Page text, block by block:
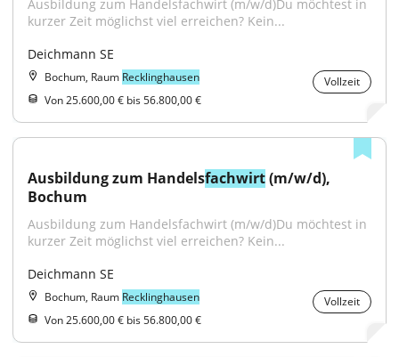
Ausbildung zum Handelsfachwirt (m/w/d)Du möchtest in
kurzer Zeit möglichst viel erreichen? Kein...
Deichmann SE
Bochum, Raum Recklinghausen
Vollzeit
Von 25.600,00 € bis 56.800,00 €
Ausbildung zum Handelsfachwirt (m/w/d),
Bochum
Ausbildung zum Handelsfachwirt (m/w/d)Du möchtest in
kurzer Zeit möglichst viel erreichen? Kein...
Deichmann SE
Bochum, Raum Recklinghausen
Vollzeit
Von 25.600,00 € bis 56.800,00 €